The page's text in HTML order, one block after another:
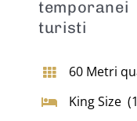
turisti
60 Metri
King Size